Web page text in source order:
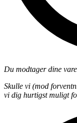
Du modtager dine
Skulle vi (mod
vi dig hurtigst muligt